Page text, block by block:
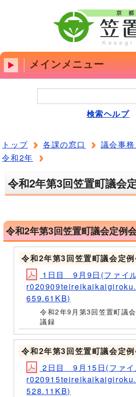
メインメニュー
検索ヘルプ
トップ 各課の窓口 議会事
令和2年
令和2年第3回笠置町議会
令和2年第3回笠置町議会定例
令和2年第3回笠置町議会定
1日目 9月9日(ファイル
659.61KB)
令和2年9月第3回笠置町議
議録
令和2年第3回笠置町議会定
2日目 9月15日(ファイ
528.11KB)